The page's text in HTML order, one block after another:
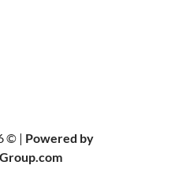
© | Powered by